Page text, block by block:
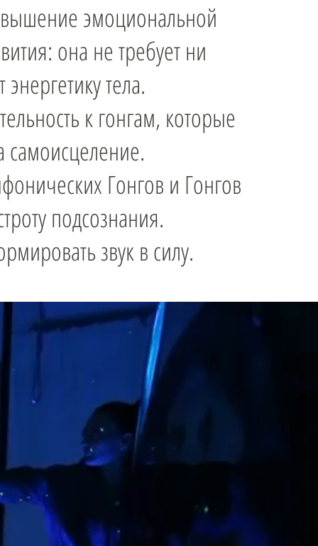
эмоциональной
она не требует ни
тела.
к гонгам, которые
самоисцеление.
Гонгов и Гонгов
подсознания.
звук в силу.